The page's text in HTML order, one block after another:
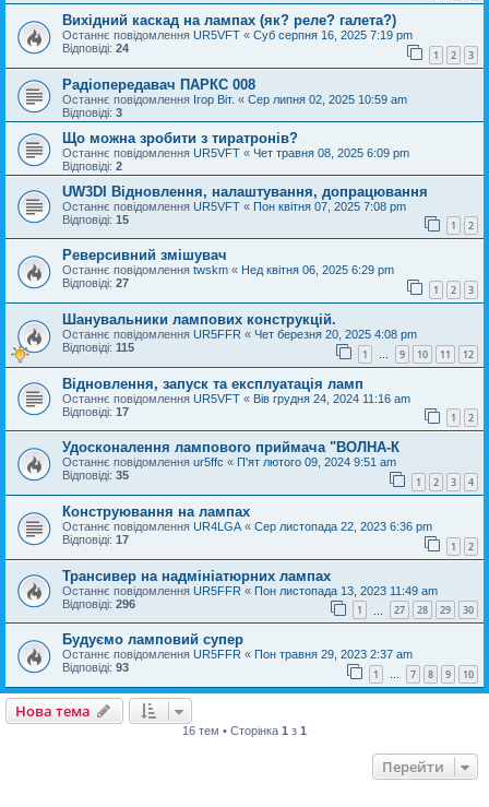
Вихідний каскад на лампах (як? реле? галета?)
Останнє повідомлення UR5VFT « Суб серпня 16, 2025 7:19 pm
Відповіді: 24 1 2 3
Радіопередавач ПАРКС 008
Останнє повідомлення Ігор Віт. « Сер липня 02, 2025 10:59 am
Відповіді: 3
Що можна зробити з тиратронів?
Останнє повідомлення UR5VFT « Чет травня 08, 2025 6:09 pm
Відповіді: 2
UW3DI Відновлення, налаштування, допрацювання
Останнє повідомлення UR5VFT « Пон квітня 07, 2025 7:08 pm
Відповіді: 15 1 2
Реверсивний змішувач
Останнє повідомлення twskm « Нед квітня 06, 2025 6:29 pm
Відповіді: 27 1 2 3
Шанувальники лампових конструкцій.
Останнє повідомлення UR5FFR « Чет березня 20, 2025 4:08 pm
Відповіді: 115 1 … 9 10 11 12
Відновлення, запуск та експлуатація ламп
Останнє повідомлення UR5VFT « Вів грудня 24, 2024 11:16 am
Відповіді: 17 1 2
Удосконалення лампового приймача "ВОЛНА-К
Останнє повідомлення ur5ffc « П'ят лютого 09, 2024 9:51 am
Відповіді: 35 1 2 3 4
Конструювання на лампах
Останнє повідомлення UR4LGA « Сер листопада 22, 2023 6:36 pm
Відповіді: 17 1 2
Трансивер на надмініатюрних лампах
Останнє повідомлення UR5FFR « Пон листопада 13, 2023 11:49 am
Відповіді: 296 1 27 28 29 30
Будуємо ламповий супер
Останнє повідомлення UR5FFR « Пон травня 29, 2023 2:37 am
Відповіді: 93 1 … 7 8 9 10
Нова тема
16 тем • Сторінка 1 з 1
Перейти